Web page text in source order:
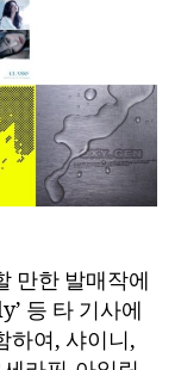
만한 발매작에
등 타 기사에
하여, 샤이니,